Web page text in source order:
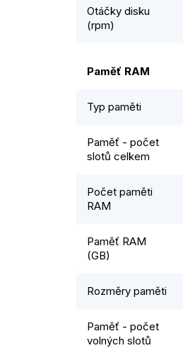
Otáčky disku
(rpm)
Paměť RAM
Typ paměti
Paměť - počet
slotů celkem
Počet paměti
RAM
Paměť RAM
(GB)
Rozměry paměti
Paměť - počet
volných slotů